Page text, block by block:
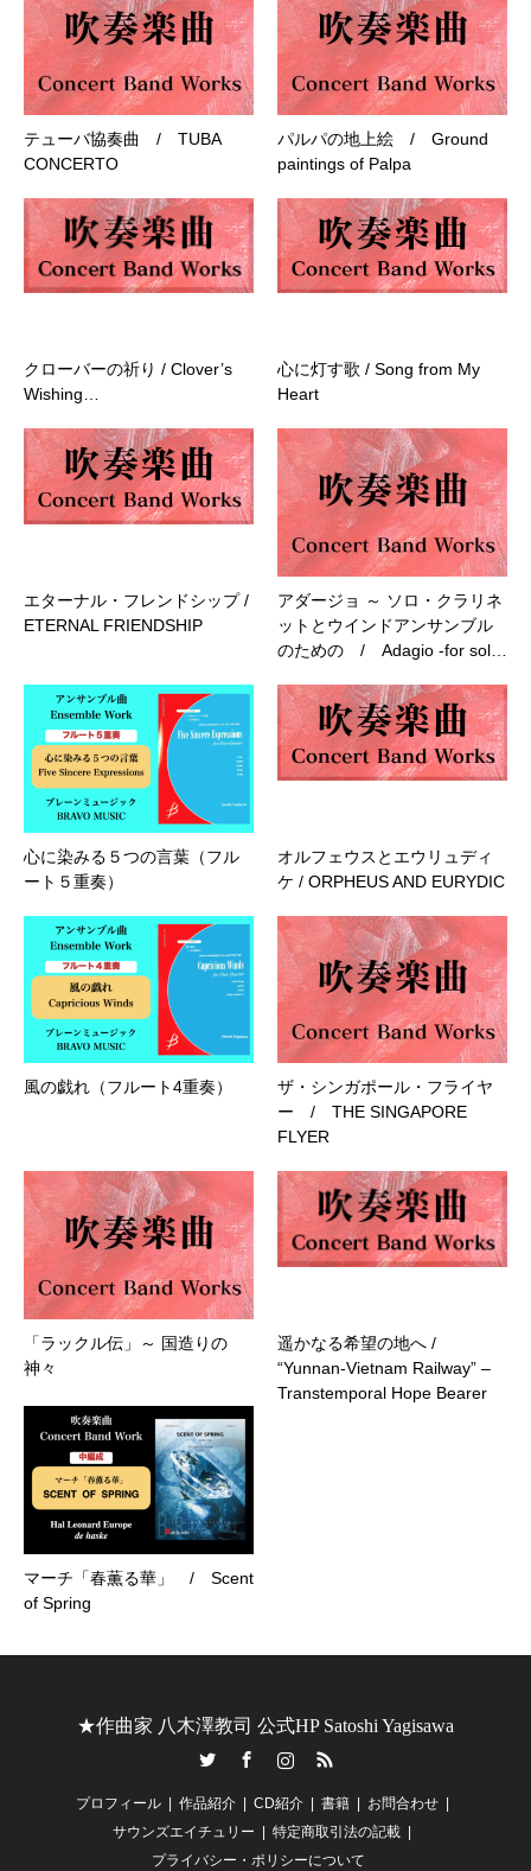
テューバ協奏曲 / TUBA
CONCERTO
パルパの地上絵 / Ground
paintings of Palpa
クローバーの祈り / Clover’s
Wishing…
心に灯す歌 / Song from My
Heart
エターナル・フレンドシップ /
ETERNAL FRIENDSHIP
アダージョ ～ ソロ・クラリネ
ットとウインドアンサンブル
のための / Adagio -for sol…
心に染みる５つの言葉（フル
ート５重奏）
オルフェウスとエウリュディ
ケ / ORPHEUS AND EURYDIC
風の戯れ（フルート4重奏）
ザ・シンガポール・フライヤ
ー / THE SINGAPORE
FLYER
「ラックル伝」～ 国造りの
神々
遥かなる希望の地へ /
“Yunnan-Vietnam Railway” –
Transtemporal Hope Bearer
マーチ「春薫る華」 / Scent
of Spring
★作曲家 八木澤教司 公式HP Satoshi Yagisawa
RSS
プロフィール 作品紹介 CD紹介 書籍
お問合わせ
サウンズエイチュリー
特定商取引法の記載
プライバシー・ポリシーについて